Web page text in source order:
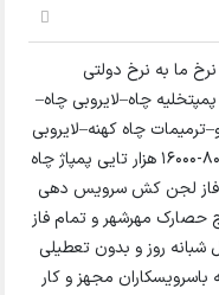
ما به نرخ دولتی
بازکنی(بافنر تا متراژ۳۰متر و پمپتخلیه چاه–لایروبی چاه–
چاه کهنه–لایروبی
سبتینگ تخلیه چاه–با ماشین های 6000–8000-16000 هزار تایی پمپاژ چاه
فاز لجن کش سرویس دهی
حصارک مهرشهر و تمام فاز
روز و بدون تعطیلی
به کل مناطق در عرض ۲۰دقیه باسرویسکاران مجهز و کار